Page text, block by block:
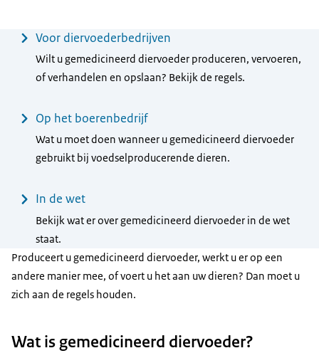
MenuVoor diervoederbedrijven
Wilt u gemedicineerd diervoeder produceren, vervoeren,
of verhandelen en opslaan? Bekijk de regels.
Op het boerenbedrijf
Wat u moet doen wanneer u gemedicineerd diervoeder
gebruikt bij voedselproducerende dieren.
In de wet
Bekijk wat er over gemedicineerd diervoeder in de wet
staat.
Produceert u gemedicineerd diervoeder, werkt u er op een
andere manier mee, of voert u het aan uw dieren? Dan moet u
zich aan de regels houden.
Wat is gemedicineerd diervoeder?